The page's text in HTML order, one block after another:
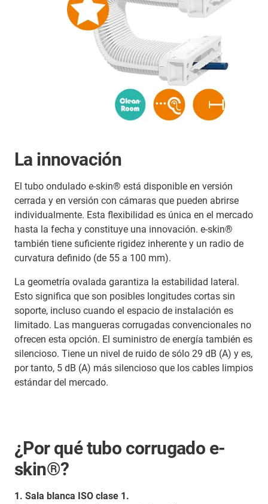
La innovación
El tubo ondulado e-skin® está disponible en versión
cerrada y en versión con cámaras que pueden abrirse
individualmente. Esta flexibilidad es única en el mercado
hasta la fecha y constituye una innovación. e-skin®
también tiene suficiente rigidez inherente y un radio de
curvatura definido (de 55 a 100 mm).
La geometría ovalada garantiza la estabilidad lateral.
Esto significa que son posibles longitudes cortas sin
soporte, incluso cuando el espacio de instalación es
limitado. Las mangueras corrugadas convencionales no
ofrecen esta opción. El suministro de energía también es
silencioso. Tiene un nivel de ruido de sólo 29 dB (A) y es,
por tanto, 5 dB (A) más silencioso que los cables limpios
estándar del mercado.
¿Por qué tubo corrugado e-
skin®?
1. Sala blanca ISO clase 1.